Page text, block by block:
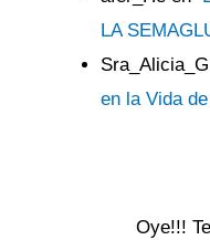
LA
Sra_Alicia_G
en la Vida
Oye!!!